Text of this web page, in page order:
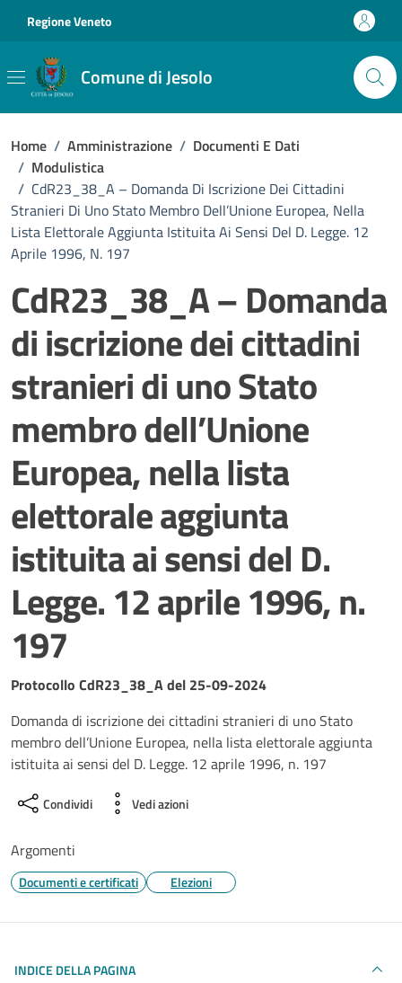
Regione Veneto
Comune di Jesolo
Home / Amministrazione / Documenti E Dati
/ Modulistica
/ CdR23_38_A – Domanda Di Iscrizione Dei Cittadini
Stranieri Di Uno Stato Membro Dell’Unione Europea, Nella
Lista Elettorale Aggiunta Istituita Ai Sensi Del D. Legge. 12
Aprile 1996, N. 197
CdR23_38_A – Domanda
di iscrizione dei cittadini
stranieri di uno Stato
membro dell’Unione
Europea, nella lista
elettorale aggiunta
istituita ai sensi del D.
Legge. 12 aprile 1996, n.
197
Dettagli del documento
Protocollo CdR23_38_A del 25-09-2024
Domanda di iscrizione dei cittadini stranieri di uno Stato
membro dell’Unione Europea, nella lista elettorale aggiunta
istituita ai sensi del D. Legge. 12 aprile 1996, n. 197
Condividi Vedi azioni
Argomenti
Documenti e certificati Elezioni
INDICE DELLA PAGINA